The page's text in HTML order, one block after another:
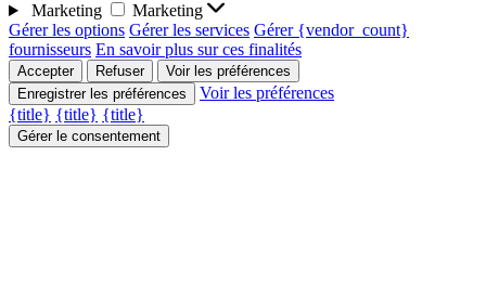
Marketing
Marketing
Gérer les options Gérer les services Gérer {vendor_count}
fournisseurs En savoir plus sur ces finalités
Accepter Refuser
Voir les préférences
Enregistrer les préférences
Voir les préférences
{title} {title} {title}
Gérer le consentement